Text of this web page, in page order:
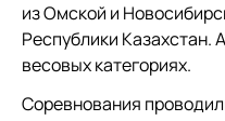
из Омской и
Республики Казахстан.
весовых категориях.
Соревнования